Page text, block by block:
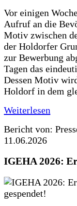
Vor einigen
Aufruf an die
Motiv zwischen
der Holdorfer
zur Bewerbung
Tagen das
Dessen Motiv
Holdorf in dem
Weiterlesen
Bericht von:
11.06.2026
IGEHA 2026: